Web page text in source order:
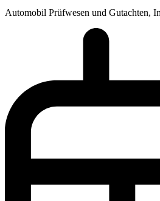
Automobil Prüfwesen und Gutachten,